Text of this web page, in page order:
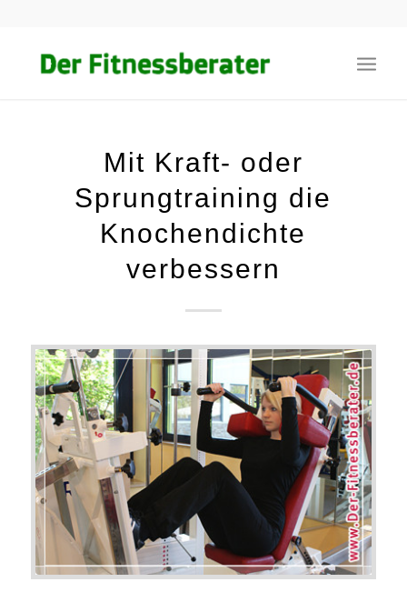
Mit Kraft- oder
Sprungtraining die
Knochendichte
verbessern